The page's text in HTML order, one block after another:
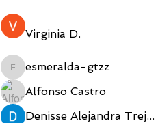
Virginia D.
esmeralda-gtzz
esmeralda-gtzz
Alfonso Castro
Denisse Alejandra Trejo Lopez